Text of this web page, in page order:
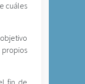
cuáles
fin de